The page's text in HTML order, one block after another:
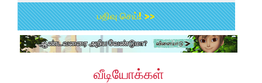
பதிவு செய்! >>
வீடியோக்கள்